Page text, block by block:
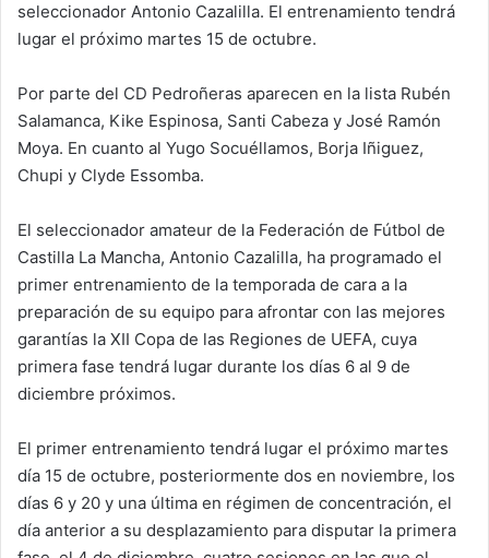
seleccionador Antonio Cazalilla. El entrenamiento tendrá
lugar el próximo martes 15 de octubre.
Por parte del CD Pedroñeras aparecen en la lista Rubén
Salamanca, Kike Espinosa, Santi Cabeza y José Ramón
Moya. En cuanto al Yugo Socuéllamos, Borja Iñiguez,
Chupi y Clyde Essomba.
El seleccionador amateur de la Federación de Fútbol de
Castilla La Mancha, Antonio Cazalilla, ha programado el
primer entrenamiento de la temporada de cara a la
preparación de su equipo para afrontar con las mejores
garantías la XII Copa de las Regiones de UEFA, cuya
primera fase tendrá lugar durante los días 6 al 9 de
diciembre próximos.
El primer entrenamiento tendrá lugar el próximo martes
día 15 de octubre, posteriormente dos en noviembre, los
días 6 y 20 y una última en régimen de concentración, el
día anterior a su desplazamiento para disputar la primera